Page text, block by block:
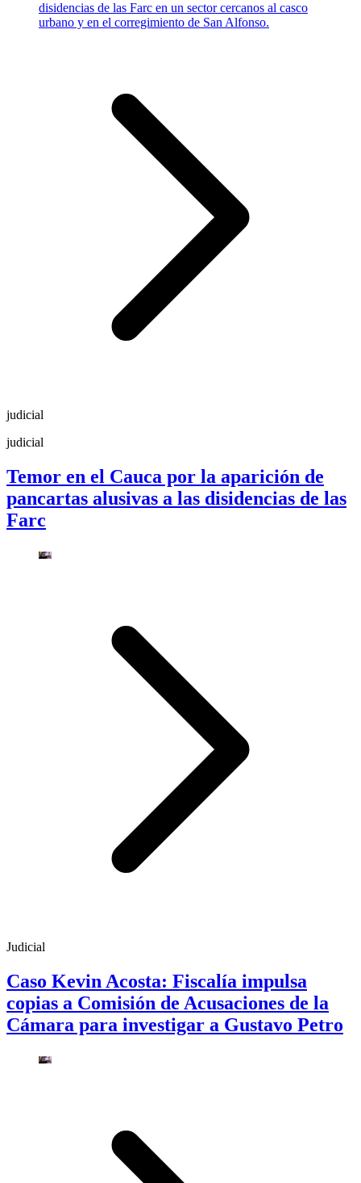
judicial
judicial
Temor en el Cauca por la aparición de
pancartas alusivas a las disidencias de las
Farc
Judicial
Caso Kevin Acosta: Fiscalía impulsa
copias a Comisión de Acusaciones de la
Cámara para investigar a Gustavo Petro